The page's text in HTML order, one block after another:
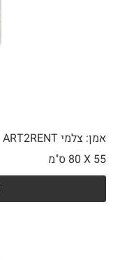
אמן: צלמי ART2RENT
55 X